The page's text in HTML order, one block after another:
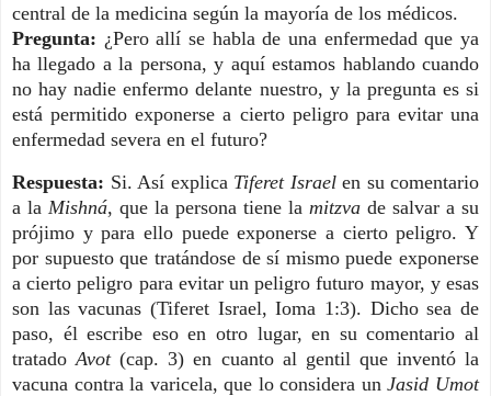
central de la medicina según la mayoría de los médicos.
Pregunta: ¿Pero allí se habla de una enfermedad que ya
ha llegado a la persona, y aquí estamos hablando cuando
no hay nadie enfermo delante nuestro, y la pregunta es si
está permitido exponerse a cierto peligro para evitar una
enfermedad severa en el futuro?
Respuesta: Si. Así explica Tiferet Israelen su comentario
a la Mishná, que la persona tiene la mitzva de salvar a su
prójimo y para ello puede exponerse a cierto peligro. Y
por supuesto que tratándose de sí mismo puede exponerse
a cierto peligro para evitar un peligro futuro mayor, y esas
son las vacunas (Tiferet Israel, Ioma 1:3). Dicho sea de
paso, él escribe eso en otro lugar, en su comentario al
tratadoAvot(cap. 3) en cuanto al gentil que inventó la
vacuna contra la varicela, que lo considera unJasid Umot